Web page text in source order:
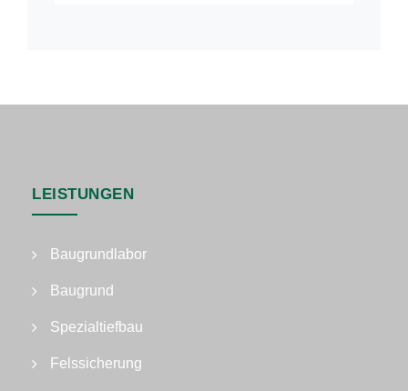
LEISTUNGEN
Baugrundlabor
Baugrund
Spezialtiefbau
Felssicherung